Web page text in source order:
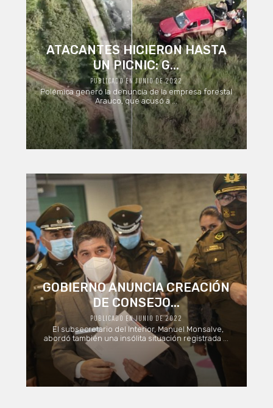
ATACANTES HICIERON HASTA
UN PICNIC: G...
PUBLICADO EN JUNIO DE 2022
Polémica generó la denuncia de la empresa forestal
Arauco, que acusó a ...
GOBIERNO ANUNCIA CREACIÓN
DE CONSEJO...
PUBLICADO EN JUNIO DE 2022
El subsecretario del Interior, Manuel Monsalve,
abordó también una insólita situación registrada ...